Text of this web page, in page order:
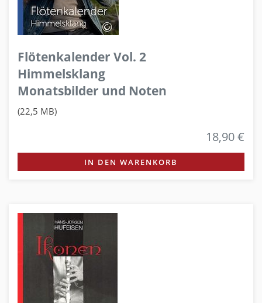
Flötenkalender Vol. 2
Himmelsklang
Monatsbilder und Noten
(22,5 MB)
18,90 €
IN DEN WARENKORB